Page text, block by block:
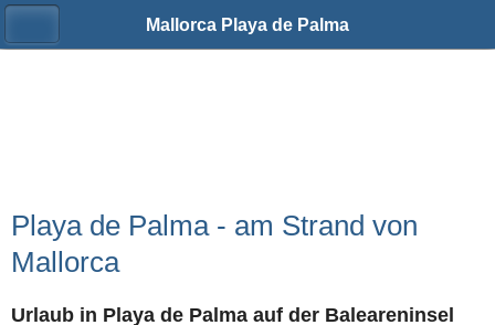
Mallorca Playa de Palma
Playa de Palma - am Strand von
Mallorca
Urlaub in Playa de Palma auf der Baleareninsel